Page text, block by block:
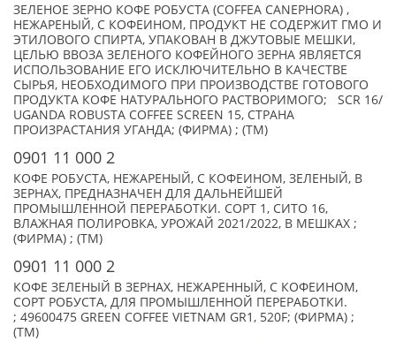
ЗЕЛЕНОЕ ЗЕРНО КОФЕ РОБУСТА (COFFEA CANEPHORA) ,
НЕЖАРЕНЫЙ, С КОФЕИНОМ, ПРОДУКТ НЕ СОДЕРЖИТ ГМО И
ЭТИЛОВОГО СПИРТА, УПАКОВАН В ДЖУТОВЫЕ МЕШКИ,
ЦЕЛЬЮ ВВОЗА ЗЕЛЕНОГО КОФЕЙНОГО ЗЕРНА ЯВЛЯЕТСЯ
ИСПОЛЬЗОВАНИЕ ЕГО ИСКЛЮЧИТЕЛЬНО В КАЧЕСТВЕ
СЫРЬЯ, НЕОБХОДИМОГО ПРИ ПРОИЗВОДСТВЕ ГОТОВОГО
ПРОДУКТА КОФЕ НАТУРАЛЬНОГО РАСТВОРИМОГО; SCR 16/
UGANDA ROBUSTA COFFEE SCREEN 15, СТРАНА
ПРОИЗРАСТАНИЯ УГАНДА; (ФИРМА) ; (TM)
0901 11 000 2
КОФЕ РОБУСТА, НЕЖАРЕНЫЙ, С КОФЕИНОМ, ЗЕЛЕНЫЙ, В
ЗЕРНАХ, ПРЕДНАЗНАЧЕН ДЛЯ ДАЛЬНЕЙШЕЙ
ПРОМЫШЛЕННОЙ ПЕРЕРАБОТКИ. СОРТ 1, СИТО 16,
ВЛАЖНАЯ ПОЛИРОВКА, УРОЖАЙ 2021/2022, В МЕШКАХ ;
(ФИРМА) ; (TM)
0901 11 000 2
КОФЕ ЗЕЛЕНЫЙ В ЗЕРНАХ, НЕЖАРЕННЫЙ, С КОФЕИНОМ,
СОРТ РОБУСТА, ДЛЯ ПРОМЫШЛЕННОЙ ПЕРЕРАБОТКИ.
; 49600475 GREEN COFFEE VIETNAM GR1, 520F; (ФИРМА) ;
(TM)